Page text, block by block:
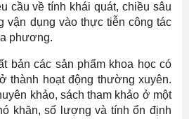
cầu về tính khái quát, chiều sâu
vận dụng vào thực tiễn công tác
phương.
bản các sản phẩm khoa học có
thành hoạt động thường xuyên.
khảo, sách tham khảo ở một
khăn, số lượng và tính ổn định